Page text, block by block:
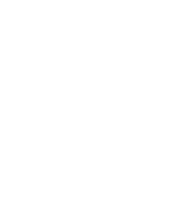
oluverdiler.”